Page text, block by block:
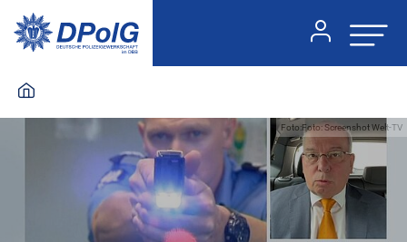
Foto:Foto: Screenshot Welt-TV